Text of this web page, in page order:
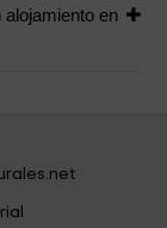
en